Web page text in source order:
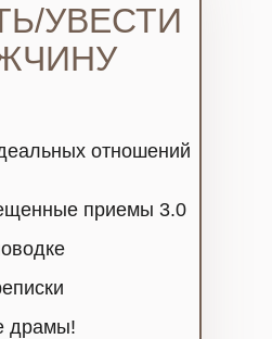
УВЕСТИ
отношений
приемы 3.0
драмы!